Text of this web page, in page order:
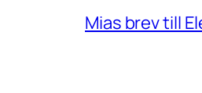
Mias brev till